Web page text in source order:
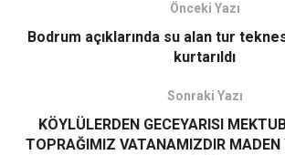
Önceki Yazı
Bodrum açıklarında su alan tur
kurtarıldı
Sonraki Yazı
KÖYLÜLERDEN GECEYARISI
TOPRAĞIMIZ VATANAMIZDIR MADEN